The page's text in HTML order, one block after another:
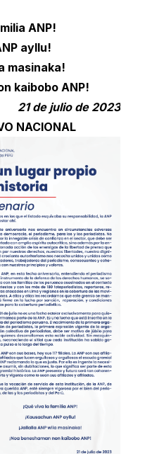
ANP!
ayllu!
masinaka!
kaibobo ANP!
21 de julio de 2023
NACIONAL